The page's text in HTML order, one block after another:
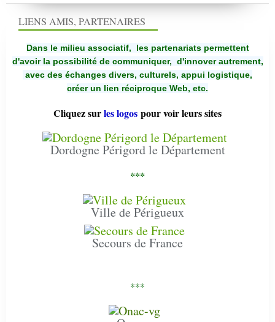
LIENS AMIS, PARTENAIRES
Dans le milieu associatif, les partenariats permettent
d'avoir la possibilité de communiquer, d'innover autrement,
avec des échanges divers, culturels, appui logistique,
créer un lien réciproque Web, etc.
Cliquez surles logos pour voir leurs sites
Dordogne Périgord le Département
***
Ville de Périgueux
Secours de France
***